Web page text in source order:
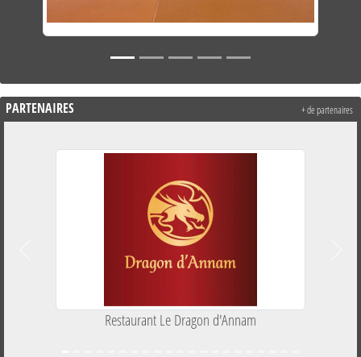
PARTENAIRES
Restaurant Le Dragon d'Annam
+ de partenaires